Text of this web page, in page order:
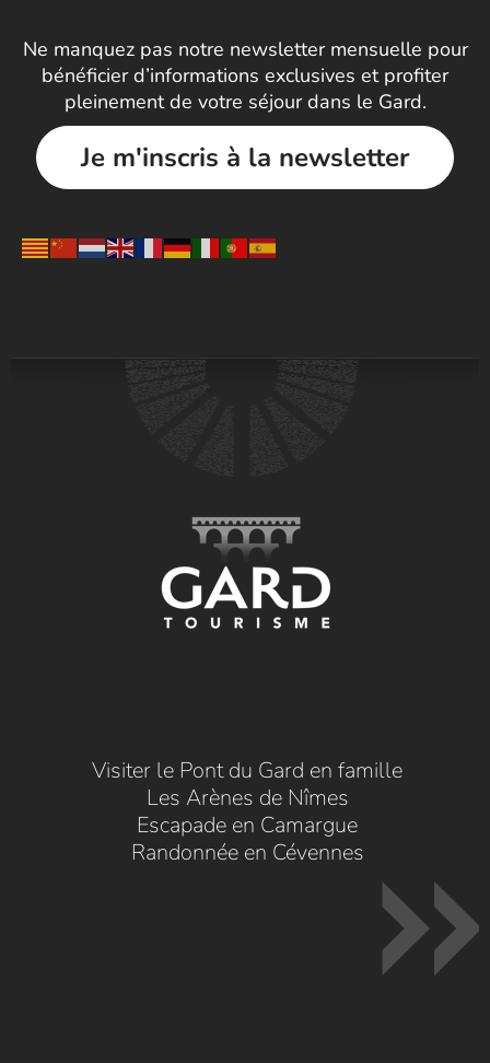
Ne manquez pas notre newsletter mensuelle pour
bénéficier d’informations exclusives et profiter
pleinement de votre séjour dans le Gard.
Je m'inscris à la newsletter
Visiter le Pont du Gard en famille
Les Arènes de Nîmes
Escapade en Camargue
Randonnée en Cévennes